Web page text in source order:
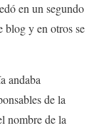
en un segundo
blog y en otros se
andaba
de la
nombre de la